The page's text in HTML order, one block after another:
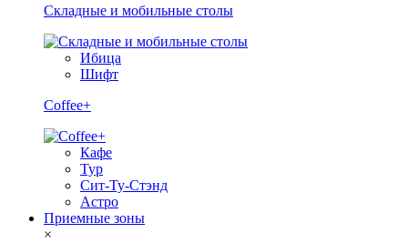
Складные и мобильные столы
Ибица
Шифт
Coffee+
Кафе
Тур
Сит-Ту-Стэнд
Астро
Приемные зоны
×